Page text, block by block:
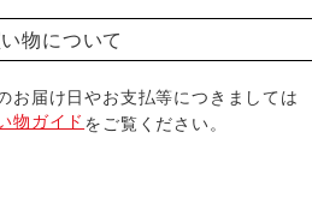
物について
お届け日やお支払等につきましては
物ガイド をご覧ください。